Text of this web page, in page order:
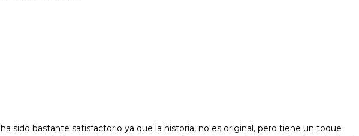
ha sido bastante satisfactorio ya que la historia, no es original, pero tiene un toque